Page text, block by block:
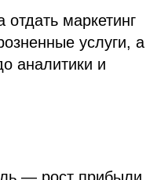
маркетинг
услуги, а
аналитики и